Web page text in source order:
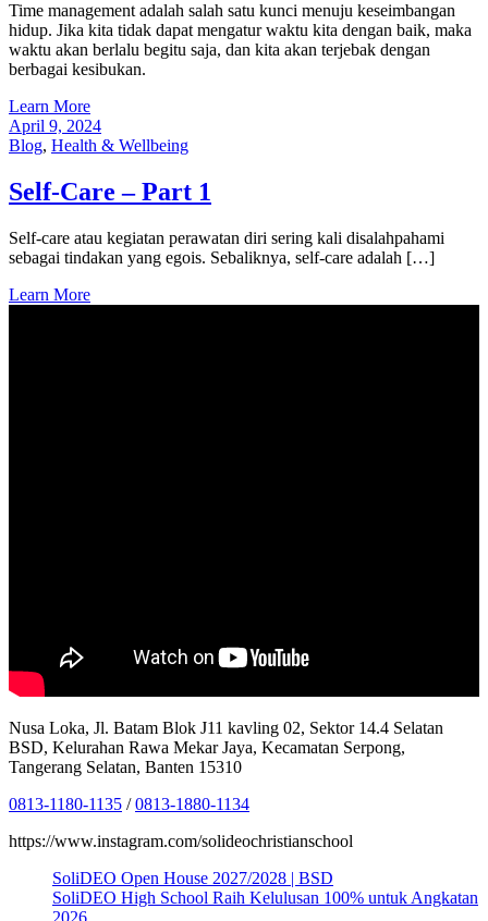
Time management adalah salah satu kunci menuju keseimbangan
hidup. Jika kita tidak dapat mengatur waktu kita dengan baik, maka
waktu akan berlalu begitu saja, dan kita akan terjebak dengan
berbagai kesibukan.
Learn More
April 9, 2024
Blog, Health & Wellbeing
Self-Care – Part 1
Self-care atau kegiatan perawatan diri sering kali disalahpahami
sebagai tindakan yang egois. Sebaliknya, self-care adalah […]
Learn More
Nusa Loka, Jl. Batam Blok J11 kavling 02, Sektor 14.4 Selatan
BSD, Kelurahan Rawa Mekar Jaya, Kecamatan Serpong,
Tangerang Selatan, Banten 15310
0813-1180-1135 /0813-1880-1134
https://www.instagram.com/solideochristianschool
SoliDEO Open House 2027/2028 | BSD
SoliDEO High School Raih Kelulusan 100% untuk Angkatan
2026